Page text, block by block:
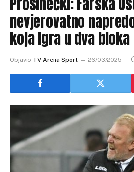
nevjerovatno
koja igra u dva bloka
Objavio TV Arena Sport 26/03/2025